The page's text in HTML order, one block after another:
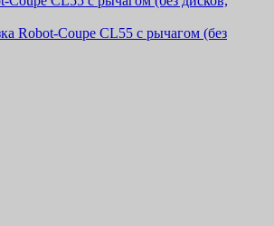
Robot-Coupe CL55 с рычагом (без